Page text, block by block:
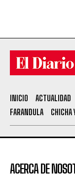
INICIO ACTUALIDAD
FARANDULA
CHICHA
ACERCA DE